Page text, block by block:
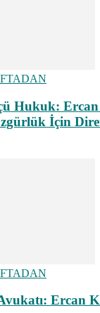
Hukuk:
İçin
Ercan